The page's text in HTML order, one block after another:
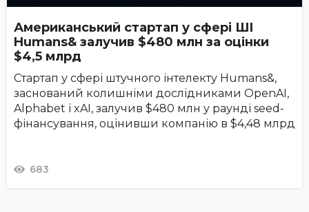
Американський стартап у сфері ШІ
Humans& залучив $480 млн за оцінки
$4,5 млрд
Стартап у сфері штучного інтелекту Humans&,
заснований колишніми дослідниками OpenAI,
Alphabet і xAI, залучив $480 млн у раунді seed-
фінансування, оцінивши компанію в $4,48 млрд
683